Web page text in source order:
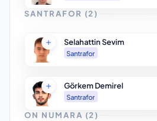
SANTRAFOR (2)
Selahattin Sevim
Santrafor
Görkem Demirel
Santrafor
ON NUMARA (2)